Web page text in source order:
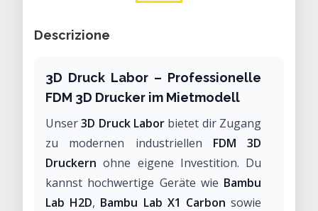
Descrizione
3D Druck Labor – Professionelle
FDM 3D Drucker im Mietmodell
Unser3D Druck Labor bietet dir Zugang
zu modernen industriellen FDM 3D
Druckern ohne eigene Investition. Du
kannst hochwertige Geräte wie Bambu
Lab H2D, Bambu Lab X1 Carbon sowie